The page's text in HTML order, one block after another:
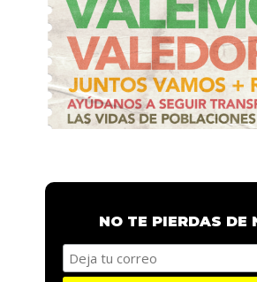
NO TE PIERDAS DE